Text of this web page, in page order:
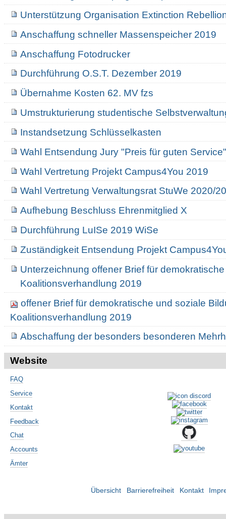
Unterstützung Organisation Extinction
Anschaffung schneller Massenspeicher 2019
Anschaffung Fotodrucker
Durchführung O.S.T. Dezember 2019
Übernahme Kosten 62. MV fzs
Umstrukturierung studentische
Instandsetzung Schlüsselkasten
Wahl Entsendung Jury "Preis für guten
Wahl Vertretung Projekt Campus4You 2019
Wahl Vertretung Verwaltungsrat StuWe 2020/
Aufhebung Beschluss Ehrenmitglied X
Durchführung LuISe 2019 WiSe
Zuständigkeit Entsendung Projekt
Unterzeichnung offener Brief für
Koalitionsverhandlung 2019
offener Brief für demokratische und soziale
Koalitionsverhandlung 2019
Abschaffung der besonders besonderen
Website
FAQ
Service
Kontakt
Feedback
Chat
Accounts
Ämter
Übersicht Barrierefreiheit Kontakt